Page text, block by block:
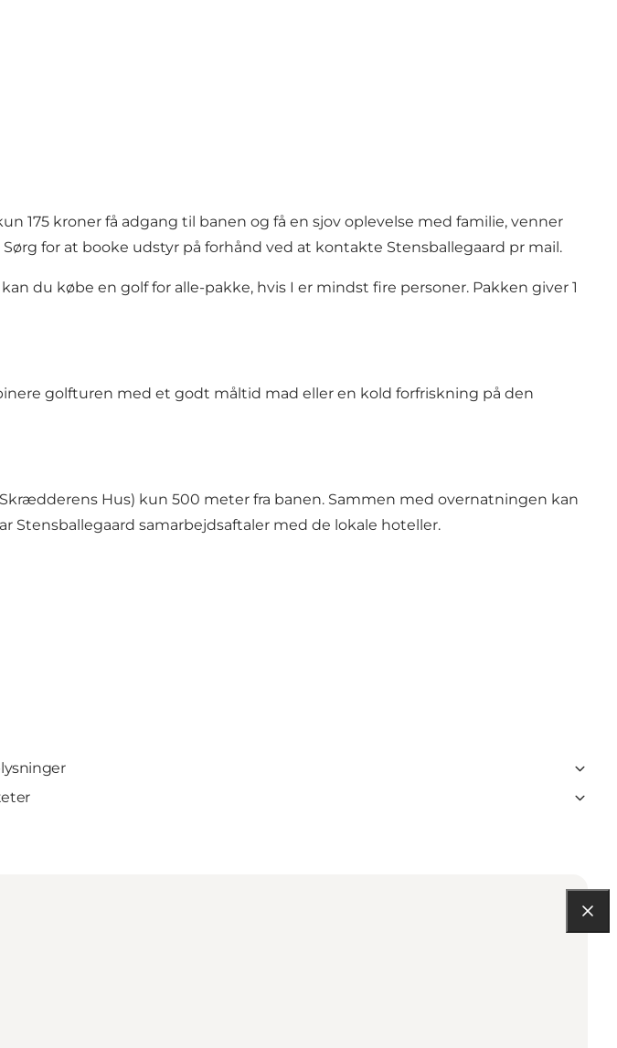
175 kroner få adgang til banen og få en sjov oplevelse med familie, venner
for at booke udstyr på forhånd ved at kontakte Stensballegaard pr mail.
du købe en golf for alle-pakke, hvis I er mindst fire personer. Pakken giver 1
golfturen med et godt måltid mad eller en kold forfriskning på den
Hus) kun 500 meter fra banen. Sammen med overnatningen kan
Stensballegaard samarbejdsaftaler med de lokale hoteller.